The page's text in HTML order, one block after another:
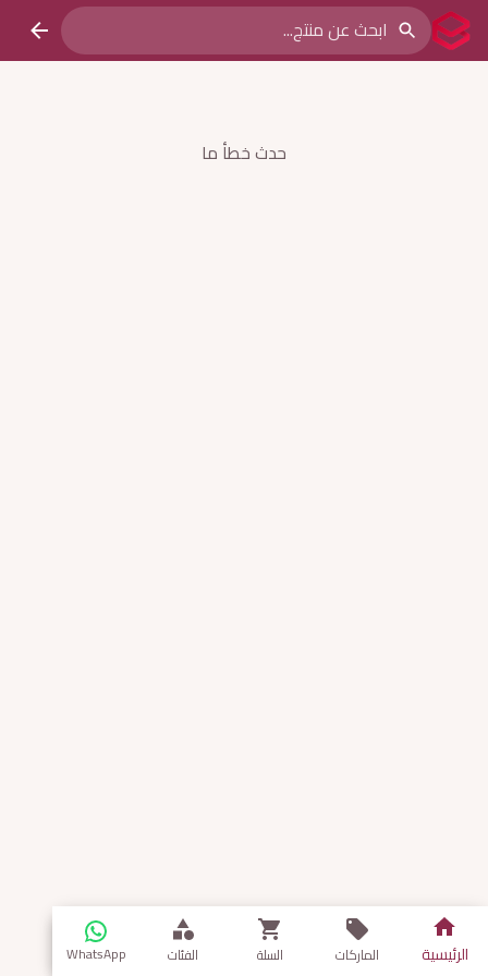
حدث خطأ ما
الرئيسية الماركات السلة الفئات WhatsApp